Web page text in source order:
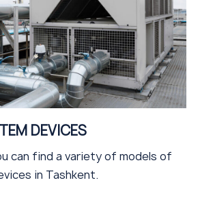
DEVICES
can find a variety of models of
in Tashkent.